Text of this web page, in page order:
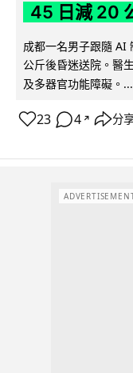
45 日減 20
成都一名男子跟隨 AI
公斤後昏迷送院。醫
及多器官功能障礙。...
23 4 ↗ 分